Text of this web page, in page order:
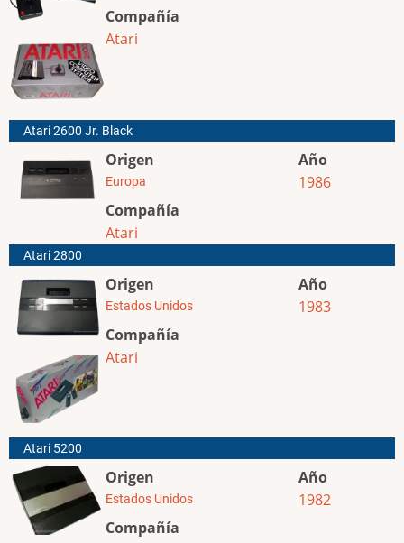
Compañía
Atari
Atari 2600 Jr. Black
Origen
Europa
Compañía
Atari
Año
1986
Atari 2800
Origen
Estados Unidos
Compañía
Atari
Año
1983
Atari 5200
Origen
Estados Unidos
Compañía
Año
1982